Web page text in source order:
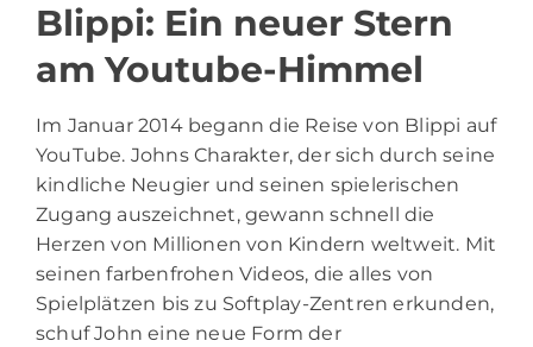
Blippi: Ein neuer Stern
am Youtube-Himmel
Im Januar 2014 begann die Reise von Blippi auf
YouTube. Johns Charakter, der sich durch seine
kindliche Neugier und seinen spielerischen
Zugang auszeichnet, gewann schnell die
Herzen von Millionen von Kindern weltweit. Mit
seinen farbenfrohen Videos, die alles von
Spielplätzen bis zu Softplay-Zentren erkunden,
schuf John eine neue Form der